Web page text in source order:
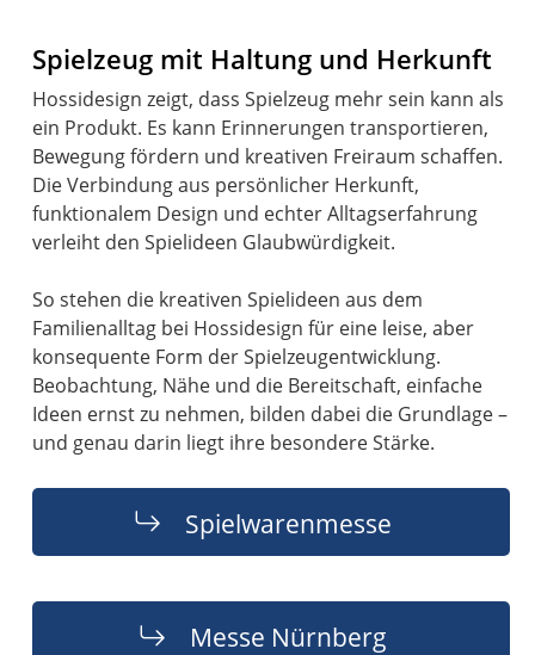
Spielzeug mit Haltung und Herkunft
Hossidesign zeigt, dass Spielzeug mehr sein kann als
ein Produkt. Es kann Erinnerungen transportieren,
Bewegung fördern und kreativen Freiraum schaffen.
Die Verbindung aus persönlicher Herkunft,
funktionalem Design und echter Alltagserfahrung
verleiht den Spielideen Glaubwürdigkeit.
So stehen die kreativen Spielideen aus dem
Familienalltag bei Hossidesign für eine leise, aber
konsequente Form der Spielzeugentwicklung.
Beobachtung, Nähe und die Bereitschaft, einfache
Ideen ernst zu nehmen, bilden dabei die Grundlage –
und genau darin liegt ihre besondere Stärke.
Spielwarenmesse
Messe Nürnberg